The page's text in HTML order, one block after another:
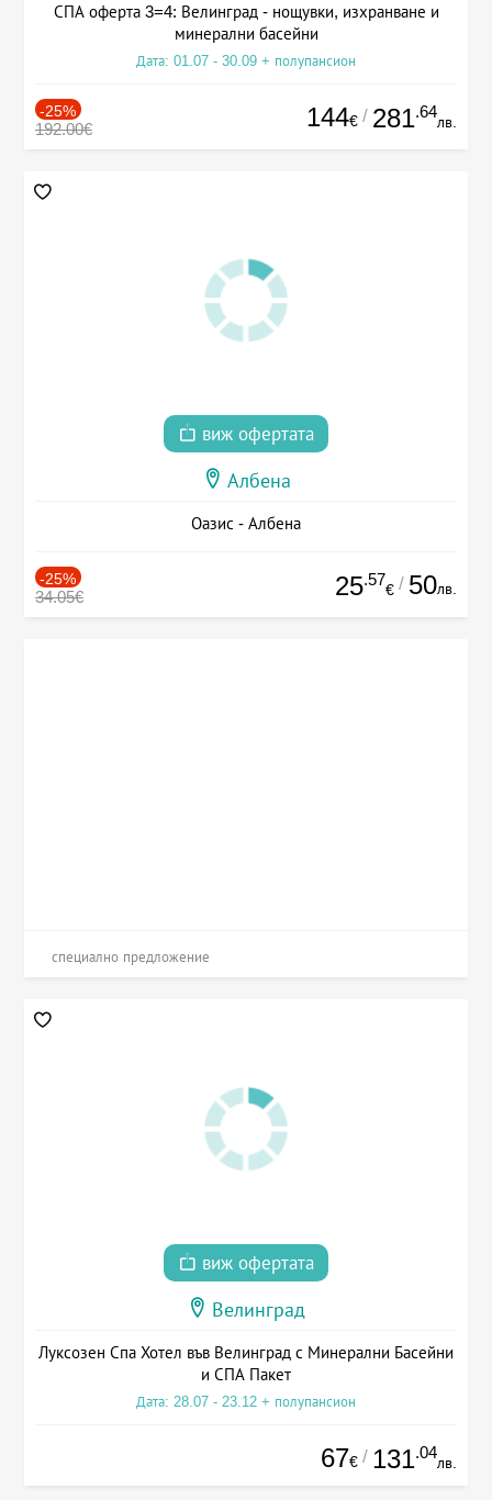
СПА оферта 3=4: Велинград - нощувки, изхранване и
минерални басейни
Дата: 01.07 - 30.09 + полупансион
-25%
192.00€ 144€ / 281.64
лв.
виж офертата
Албена
Оазис - Албена
-25%
34.05€ 25.57
€ / 50лв.
специално предложение
виж офертата
Велинград
Луксозен Спа Хотел във Велинград с Минерални Басейни
и СПА Пакет
Дата: 28.07 - 23.12 + полупансион
67€ / 131.04
лв.